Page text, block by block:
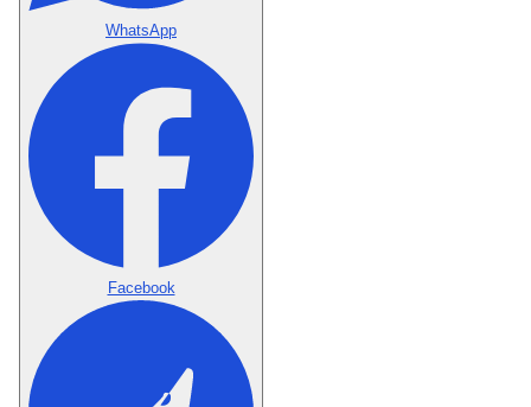
WhatsApp
Facebook